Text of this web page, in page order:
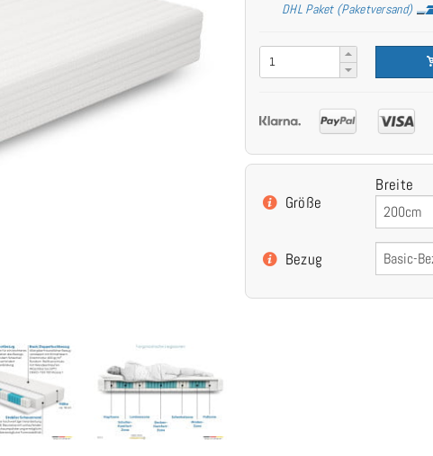
DHL Paket (Paketversand)
Größe
Breite
Bezug